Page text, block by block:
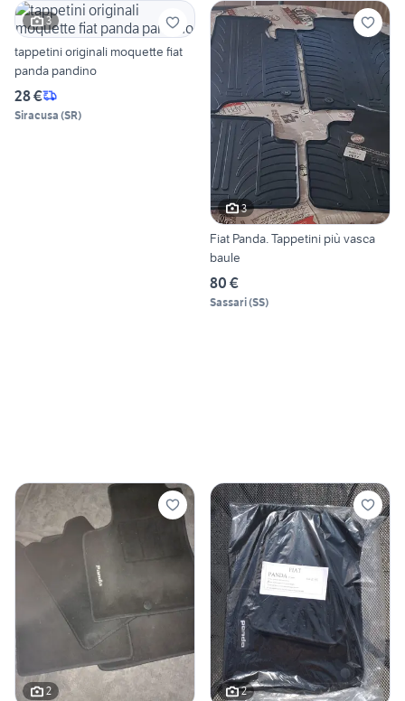
3
tappetini originali moquette fiat
panda pandino
28 €
Siracusa (SR)
3
Fiat Panda. Tappetini più vasca
baule
80 €
Sassari(SS)
2 2